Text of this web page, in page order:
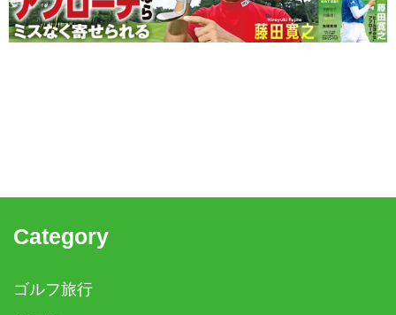
Category
ゴルフ旅行